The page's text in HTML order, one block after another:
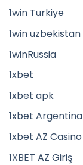
1win Turkiye
1win uzbekistan
1winRussia
1xbet
1xbet apk
1xbet Argentina
1xbet AZ Casino
1XBET AZ Giriş